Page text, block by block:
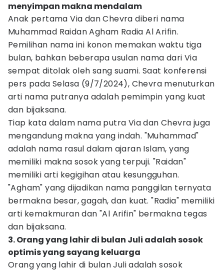
menyimpan makna mendalam
Anak pertama Via dan Chevra diberi nama
Muhammad Raidan Agham Radia Al Arifin.
Pemilihan nama ini konon memakan waktu tiga
bulan, bahkan beberapa usulan nama dari Via
sempat ditolak oleh sang suami. Saat konferensi
pers pada Selasa (9/7/2024), Chevra menuturkan
arti nama putranya adalah pemimpin yang kuat
dan bijaksana.
Tiap kata dalam nama putra Via dan Chevra juga
mengandung makna yang indah. "Muhammad"
adalah nama rasul dalam ajaran Islam, yang
memiliki makna sosok yang terpuji. "Raidan"
memiliki arti kegigihan atau kesungguhan.
"Agham" yang dijadikan nama panggilan ternyata
bermakna besar, gagah, dan kuat. "Radia" memiliki
arti kemakmuran dan "Al Arifin" bermakna tegas
dan bijaksana.
3. Orang yang lahir di bulan Juli adalah sosok
optimis yang sayang keluarga
Orang yang lahir di bulan Juli adalah sosok